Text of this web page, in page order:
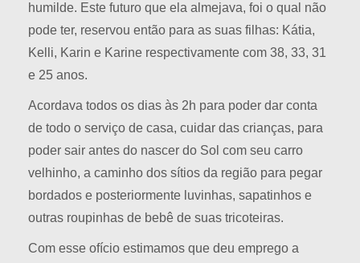
humilde. Este futuro que ela almejava, foi o qual não
pode ter, reservou então para as suas filhas: Kátia,
Kelli, Karin e Karine respectivamente com 38, 33, 31
e 25 anos.
Acordava todos os dias às 2h para poder dar conta
de todo o serviço de casa, cuidar das crianças, para
poder sair antes do nascer do Sol com seu carro
velhinho, a caminho dos sítios da região para pegar
bordados e posteriormente luvinhas, sapatinhos e
outras roupinhas de bebê de suas tricoteiras.
Com esse ofício estimamos que deu emprego a